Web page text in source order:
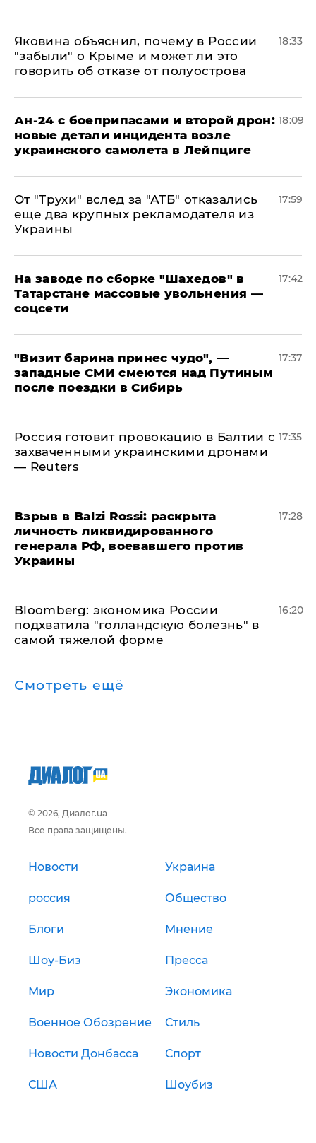
Яковина объяснил, почему в России
"забыли" о Крыме и может ли это
говорить об отказе от полуострова
18:33
Ан-24 с боеприпасами и второй дрон:
новые детали инцидента возле
украинского самолета в Лейпциге
18:09
От "Трухи" вслед за "АТБ" отказались
еще два крупных рекламодателя из
Украины
17:59
На заводе по сборке "Шахедов" в
Татарстане массовые увольнения —
соцсети
17:42
"Визит барина принес чудо", —
западные СМИ смеются над Путиным
после поездки в Сибирь
17:37
​Россия готовит провокацию в Балтии с
захваченными украинскими дронами
— Reuters
17:35
​Взрыв в Balzi Rossi: раскрыта
личность ликвидированного
генерала РФ, воевавшего против
Украины
17:28
Bloomberg: экономика России
подхватила "голландскую болезнь" в
самой тяжелой форме
16:20
Смотреть ещё
© 2026, Диалог.ua
Все права защищены.
Новости Украина
россия Общество
Блоги Мнение
Шоу-Биз Пресса
Мир Экономика
Военное Обозрение Стиль
Новости Донбасса Спорт
США Шоубиз